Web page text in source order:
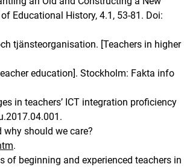
Educational History, 4.1, 53-81. Doi:
tjänsteorganisation. [Teachers in higher
education]. Stockholm: Fakta info
in teachers’ ICT integration proficiency
should we care?
.
of beginning and experienced teachers in